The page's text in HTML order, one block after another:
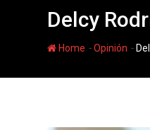
Delcy
Home -Opinión -